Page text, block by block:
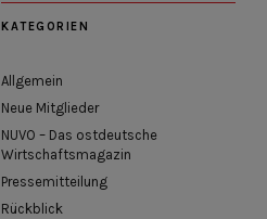
KATEGORIEN
Allgemein
Neue Mitglieder
NUVO – Das ostdeutsche
Wirtschaftsmagazin
Pressemitteilung
Rückblick